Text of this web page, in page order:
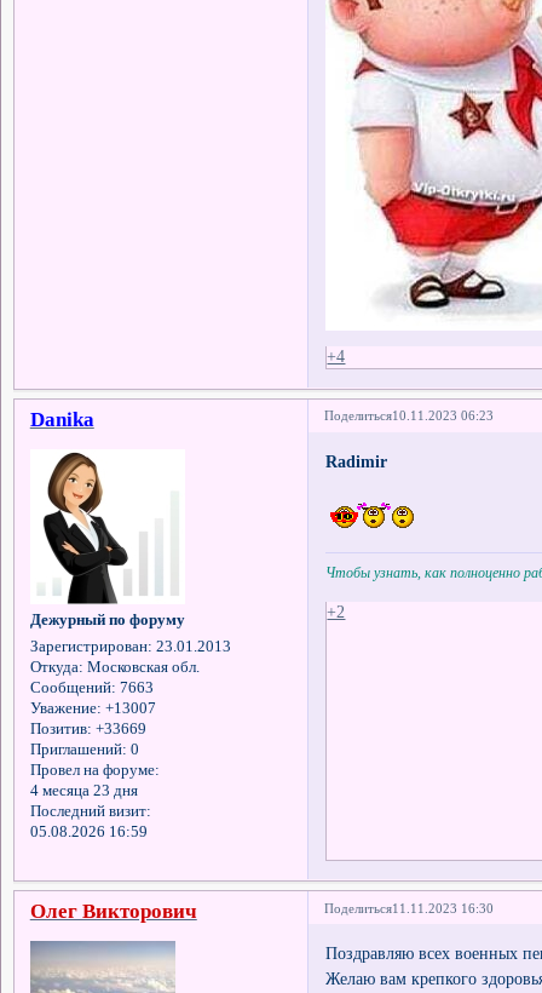
+4
Поделиться10.11.2023 06:23
Danika
Дежурный по форуму
Зарегистрирован: 23.01.2013
Откуда: Московская обл.
Сообщений: 7663
Уважение: +13007
Позитив: +33669
Приглашений: 0
Провел на форуме:
4 месяца 23 дня
Последний визит:
05.08.2026 16:59
Radimir
Чтобы узнать, как полноценно
+2
Поделиться11.11.2023 16:30
Олег Викторович
Поздравляю всех военных
Желаю вам крепкого